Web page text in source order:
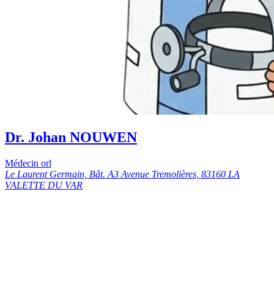
Dr. Johan NOUWEN
Médecin orl
Le Laurent Germain, Bât. A3 Avenue Tremolières, 83160 LA
VALETTE DU VAR